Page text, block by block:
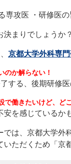
専攻医 ・研修医の
まりでしょうか？
京都大学外科専
のか解らない！
する、後期研修
で働きたいけど、ど
を感じているか
では、京都大学外
いただくため「京